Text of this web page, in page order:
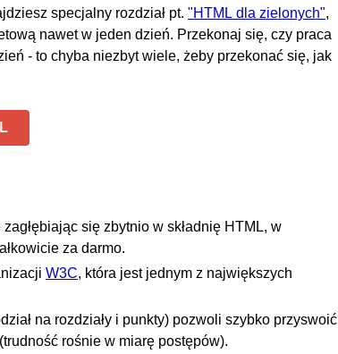
specjalny rozdział pt. "HTML dla zielonych",
nawet w jeden dzień. Przekonaj się, czy praca
- to chyba niezbyt wiele, żeby przekonać się, jak
się zbytnio w składnię HTML, w
za darmo.
W3C, która jest jednym z największych
na rozdziały i punkty) pozwoli szybko przyswoić
rośnie w miarę postępów).